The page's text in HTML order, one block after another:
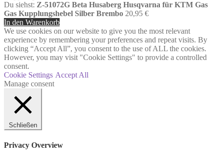
Du siehst: Z-51072G Beta Husaberg Husqvarna für KTM Gas
Gas Kupplungshebel Silber Brembo 20,95 €
In den Warenkorb
We use cookies on our website to give you the most relevant
experience by remembering your preferences and repeat visits. By
clicking “Accept All”, you consent to the use of ALL the cookies.
However, you may visit "Cookie Settings" to provide a controlled
consent.
Cookie Settings Accept All
Manage consent
Schließen
Privacy Overview